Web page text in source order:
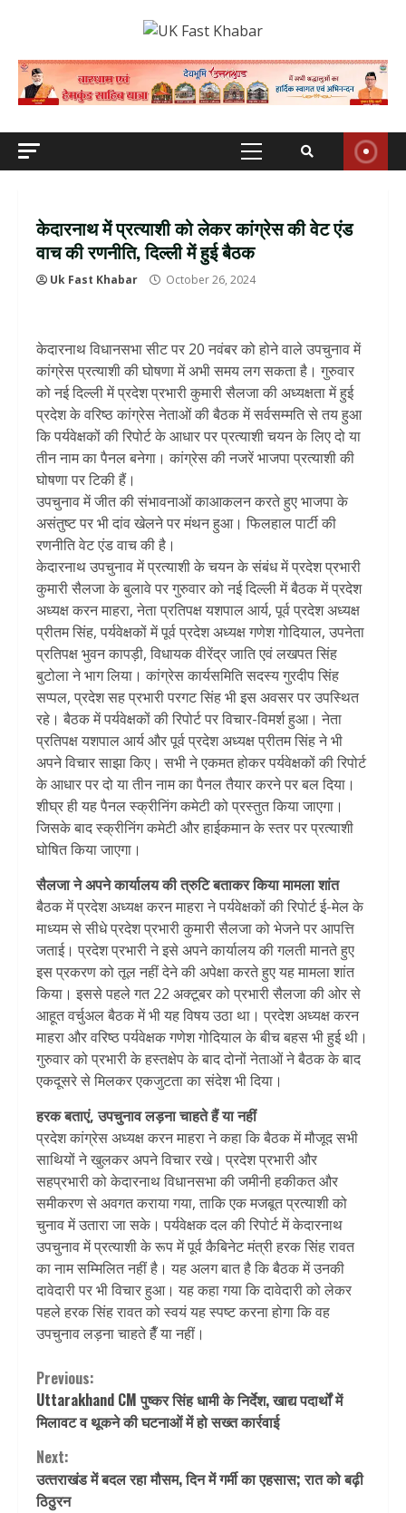
Primary
केदारनाथ में प्रत्याशी को लेकर कांग्रेस की वेट एंड
वाच की रणनीति, दिल्‍ली में हुई बैठक
Uk Fast Khabar October 26, 2024
केदारनाथ विधानसभा सीट पर 20 नवंबर को होने वाले उपचुनाव में
कांग्रेस प्रत्याशी की घोषणा में अभी समय लग सकता है। गुरुवार
को नई दिल्ली में प्रदेश प्रभारी कुमारी सैलजा की अध्यक्षता में हुई
प्रदेश के वरिष्ठ कांग्रेस नेताओं की बैठक में सर्वसम्मति से तय हुआ
कि पर्यवेक्षकों की रिपोर्ट के आधार पर प्रत्याशी चयन के लिए दो या
तीन नाम का पैनल बनेगा। कांग्रेस की नजरें भाजपा प्रत्याशी की
घोषणा पर टिकी हैं।
उपचुनाव में जीत की संभावनाओं काआकलन करते हुए भाजपा के
असंतुष्ट पर भी दांव खेलने पर मंथन हुआ। फिलहाल पार्टी की
रणनीति वेट एंड वाच की है।
केदारनाथ उपचुनाव में प्रत्याशी के चयन के संबंध में प्रदेश प्रभारी
कुमारी सैलजा के बुलावे पर गुरुवार को नई दिल्ली में बैठक में प्रदेश
अध्यक्ष करन माहरा, नेता प्रतिपक्ष यशपाल आर्य, पूर्व प्रदेश अध्यक्ष
प्रीतम सिंह, पर्यवेक्षकों में पूर्व प्रदेश अध्यक्ष गणेश गोदियाल, उपनेता
प्रतिपक्ष भुवन कापड़ी, विधायक वीरेंद्र जाति एवं लखपत सिंह
बुटोला ने भाग लिया। कांग्रेस कार्यसमिति सदस्य गुरदीप सिंह
सप्पल, प्रदेश सह प्रभारी परगट सिंह भी इस अवसर पर उपस्थित
रहे। बैठक में पर्यवेक्षकों की रिपोर्ट पर विचार-विमर्श हुआ। नेता
प्रतिपक्ष यशपाल आर्य और पूर्व प्रदेश अध्यक्ष प्रीतम सिंह ने भी
अपने विचार साझा किए। सभी ने एकमत होकर पर्यवेक्षकों की रिपोर्ट
के आधार पर दो या तीन नाम का पैनल तैयार करने पर बल दिया।
शीघ्र ही यह पैनल स्क्रीनिंग कमेटी को प्रस्तुत किया जाएगा।
जिसके बाद स्क्रीनिंग कमेटी और हाईकमान के स्तर पर प्रत्याशी
घोषित किया जाएगा।
सैलजा ने अपने कार्यालय की त्रुटि बताकर किया मामला शांत
बैठक में प्रदेश अध्यक्ष करन माहरा ने पर्यवेक्षकों की रिपोर्ट ई-मेल के
माध्यम से सीधे प्रदेश प्रभारी कुमारी सैलजा को भेजने पर आपत्ति
जताई। प्रदेश प्रभारी ने इसे अपने कार्यालय की गलती मानते हुए
इस प्रकरण को तूल नहीं देने की अपेक्षा करते हुए यह मामला शांत
किया। इससे पहले गत 22 अक्टूबर को प्रभारी सैलजा की ओर से
आहूत वर्चुअल बैठक में भी यह विषय उठा था। प्रदेश अध्यक्ष करन
माहरा और वरिष्ठ पर्यवेक्षक गणेश गोदियाल के बीच बहस भी हुई थी।
गुरुवार को प्रभारी के हस्तक्षेप के बाद दोनों नेताओं ने बैठक के बाद
एकदूसरे से मिलकर एकजुटता का संदेश भी दिया।
हरक बताएं, उपचुनाव लड़ना चाहते हैं या नहीं
प्रदेश कांग्रेस अध्यक्ष करन माहरा ने कहा कि बैठक में मौजूद सभी
साथियों ने खुलकर अपने विचार रखे। प्रदेश प्रभारी और
सहप्रभारी को केदारनाथ विधानसभा की जमीनी हकीकत और
समीकरण से अवगत कराया गया, ताकि एक मजबूत प्रत्याशी को
चुनाव में उतारा जा सके। पर्यवेक्षक दल की रिपोर्ट में केदारनाथ
उपचुनाव में प्रत्याशी के रूप में पूर्व कैबिनेट मंत्री हरक सिंह रावत
का नाम सम्मिलित नहीं है। यह अलग बात है कि बैठक में उनकी
दावेदारी पर भी विचार हुआ। यह कहा गया कि दावेदारी को लेकर
पहले हरक सिंह रावत को स्वयं यह स्पष्ट करना होगा कि वह
उपचुनाव लड़ना चाहते हैँ या नहीं।
Continue
Reading
Previous:
Uttarakhand CM पुष्‍कर सिंह धामी के निर्देश, खाद्य पदार्थों में
मिलावट व थूकने की घटनाओं में हो सख्त कार्रवाई
Next:
उत्‍तराखंड में बदल रहा मौसम, दिन में गर्मी का एहसास; रात को बढ़ी
ठिठुरन